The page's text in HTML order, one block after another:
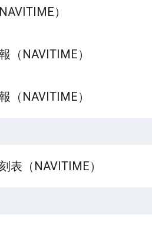
）
（NAVITIME）
（NAVITIME）
表（NAVITIME）